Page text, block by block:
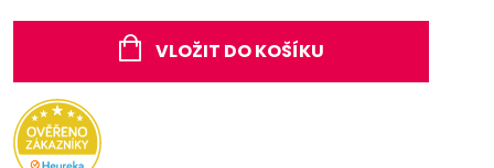
VLOŽIT DO KOŠÍKU